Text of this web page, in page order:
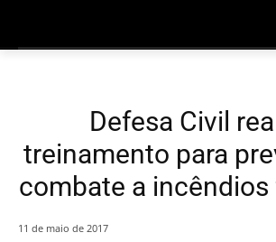
Defesa Civil
treinamento para
combate a
11 de maio de 2017